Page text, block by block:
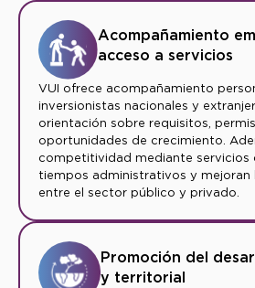
Acompañamiento
acceso a servicios
VUI ofrece acompañamiento
inversionistas nacionales y
orientación sobre requisitos,
oportunidades de crecimiento.
competitividad mediante servicios
tiempos administrativos y mejoran
entre el sector público y privado.
Promoción del
y territorial